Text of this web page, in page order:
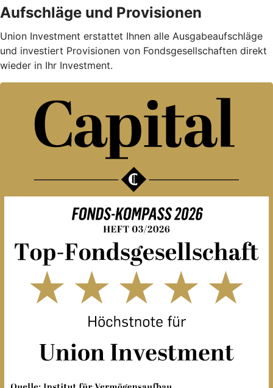
Aufschläge und Provisionen
Union Investment erstattet Ihnen alle Ausgabe­auf­schläge
und investiert Provisionen von Fondsgesellschaften direkt
wieder in Ihr Investment.